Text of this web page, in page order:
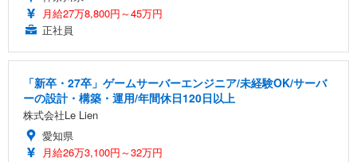
月給27万8,800円～45万円
正社員
「新卒・27卒」ゲームサーバーエンジニア/未経験OK/サーバ
ーの設計・構築・運用/年間休日120日以上
株式会社Le Lien
愛知県
月給26万3,100円～32万円